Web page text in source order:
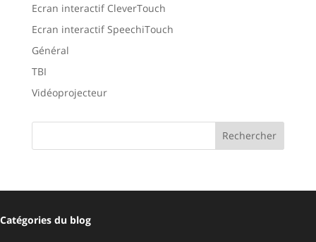
Ecran interactif CleverTouch
Ecran interactif SpeechiTouch
Général
TBI
Vidéoprojecteur
Catégories du blog